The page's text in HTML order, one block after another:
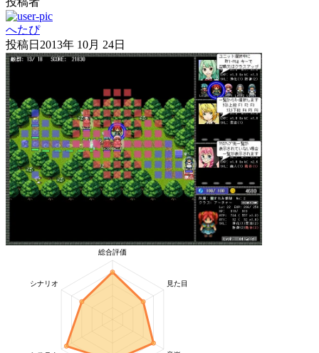
へたぴ
投稿日 2013年 10月 24日